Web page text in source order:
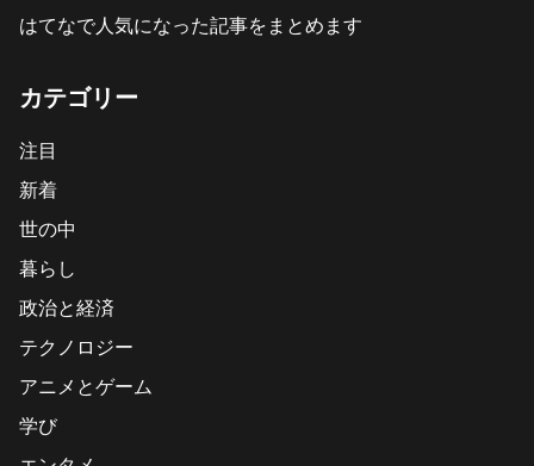
はてなで人気になった記事をまとめます
カテゴリー
注目
新着
世の中
暮らし
政治と経済
テクノロジー
アニメとゲーム
学び